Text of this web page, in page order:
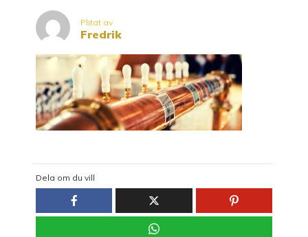
Plitat av
Fredrik
Dela om du vill